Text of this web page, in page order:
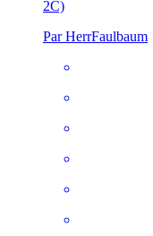
2C)
Par HerrFaulbaum